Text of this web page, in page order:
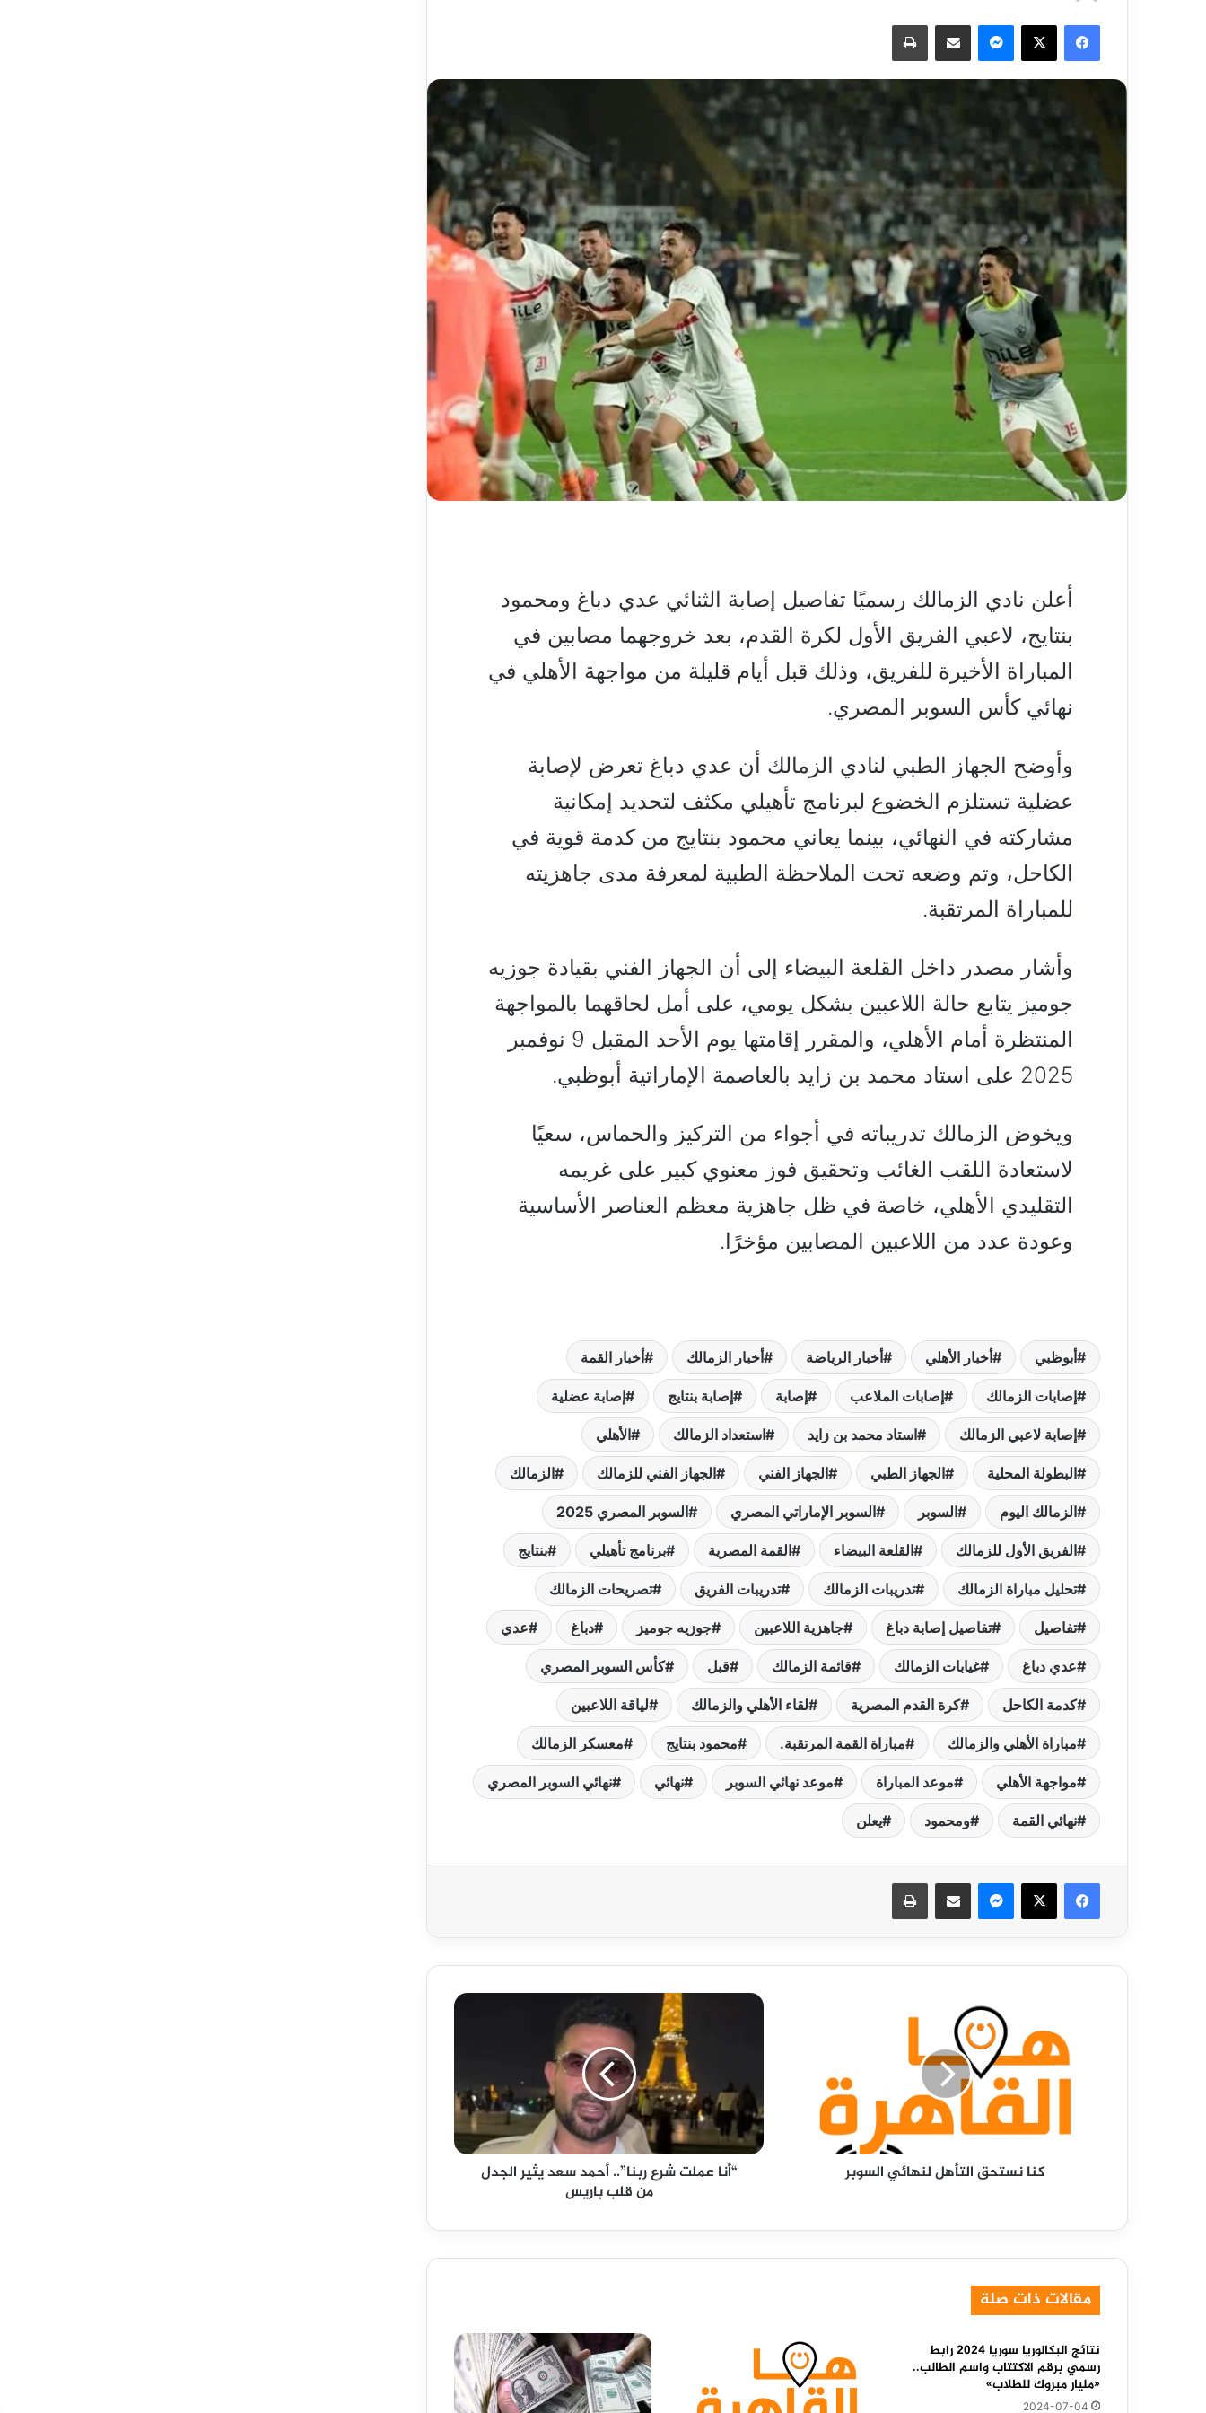
فيسبوك ‫X ماسنجر مشاركة عبر البريد طباعة
أعلن نادي الزمالك رسميًا تفاصيل إصابة الثنائي عدي دباغ ومحمود
بنتايج، لاعبي الفريق الأول لكرة القدم، بعد خروجهما مصابين في
المباراة الأخيرة للفريق، وذلك قبل أيام قليلة من مواجهة الأهلي في
نهائي كأس السوبر المصري.
وأوضح الجهاز الطبي لنادي الزمالك أن عدي دباغ تعرض لإصابة
عضلية تستلزم الخضوع لبرنامج تأهيلي مكثف لتحديد إمكانية
مشاركته في النهائي، بينما يعاني محمود بنتايج من كدمة قوية في
الكاحل، وتم وضعه تحت الملاحظة الطبية لمعرفة مدى جاهزيته
للمباراة المرتقبة.
وأشار مصدر داخل القلعة البيضاء إلى أن الجهاز الفني بقيادة جوزيه
جوميز يتابع حالة اللاعبين بشكل يومي، على أمل لحاقهما بالمواجهة
المنتظرة أمام الأهلي، والمقرر إقامتها يوم الأحد المقبل 9 نوفمبر
2025 على استاد محمد بن زايد بالعاصمة الإماراتية أبوظبي.
ويخوض الزمالك تدريباته في أجواء من التركيز والحماس، سعيًا
لاستعادة اللقب الغائب وتحقيق فوز معنوي كبير على غريمه
التقليدي الأهلي، خاصة في ظل جاهزية معظم العناصر الأساسية
وعودة عدد من اللاعبين المصابين مؤخرًا.
أبوظبي أخبار الأهلي أخبار الرياضة أخبار الزمالك أخبار القمة
إصابات الزمالك إصابات الملاعب إصابة إصابة بنتايج إصابة عضلية
إصابة لاعبي الزمالك استاد محمد بن زايد استعداد الزمالك الأهلي
البطولة المحلية الجهاز الطبي الجهاز الفني الجهاز الفني للزمالك الزمالك
الزمالك اليوم السوبر السوبر الإماراتي المصري السوبر المصري 2025
الفريق الأول للزمالك القلعة البيضاء القمة المصرية برنامج تأهيلي بنتايج
تحليل مباراة الزمالك تدريبات الزمالك تدريبات الفريق تصريحات الزمالك
تفاصيل تفاصيل إصابة دباغ جاهزية اللاعبين جوزيه جوميز دباغ عدي
عدي دباغ غيابات الزمالك قائمة الزمالك قبل كأس السوبر المصري
كدمة الكاحل كرة القدم المصرية لقاء الأهلي والزمالك لياقة اللاعبين
مباراة الأهلي والزمالك مباراة القمة المرتقبة. محمود بنتايج معسكر الزمالك
مواجهة الأهلي موعد المباراة موعد نهائي السوبر نهائي نهائي السوبر المصري
نهائي القمة ومحمود يعلن
فيسبوك ‫X ماسنجر مشاركة عبر البريد طباعة
السوبر
كنا نستحق التأهل لنهائي السوبر
“أنا
سعد
يثير
الجدل
من
“أنا عملت شرع ربنا”.. أحمد سعد يثير الجدل
من قلب باريس
مقالات ذات صلة
نتائج البكالوريا سوريا 2024 رابط
رسمي برقم الاكتتاب واسم الطالب..
«مليار مبروك للطلاب»
2024-07-04